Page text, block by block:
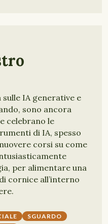
IA generative e
sono ancora
celebrano le
di IA, spesso
corsi su come
per alimentare una
cornice all’interno
SGUARDO